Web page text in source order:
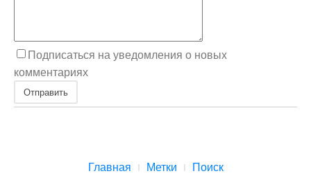
Подписаться на уведомления о новых
комментариях
Отправить
Главная Метки Поиск